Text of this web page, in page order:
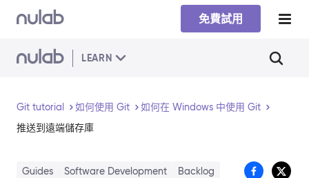
Skip to main content
免費試用
LEARN
Git tutorial 如何使用 Git
如何在 Windows 中使用 Git
推送到遠端儲存庫
Guides Software Development Backlog